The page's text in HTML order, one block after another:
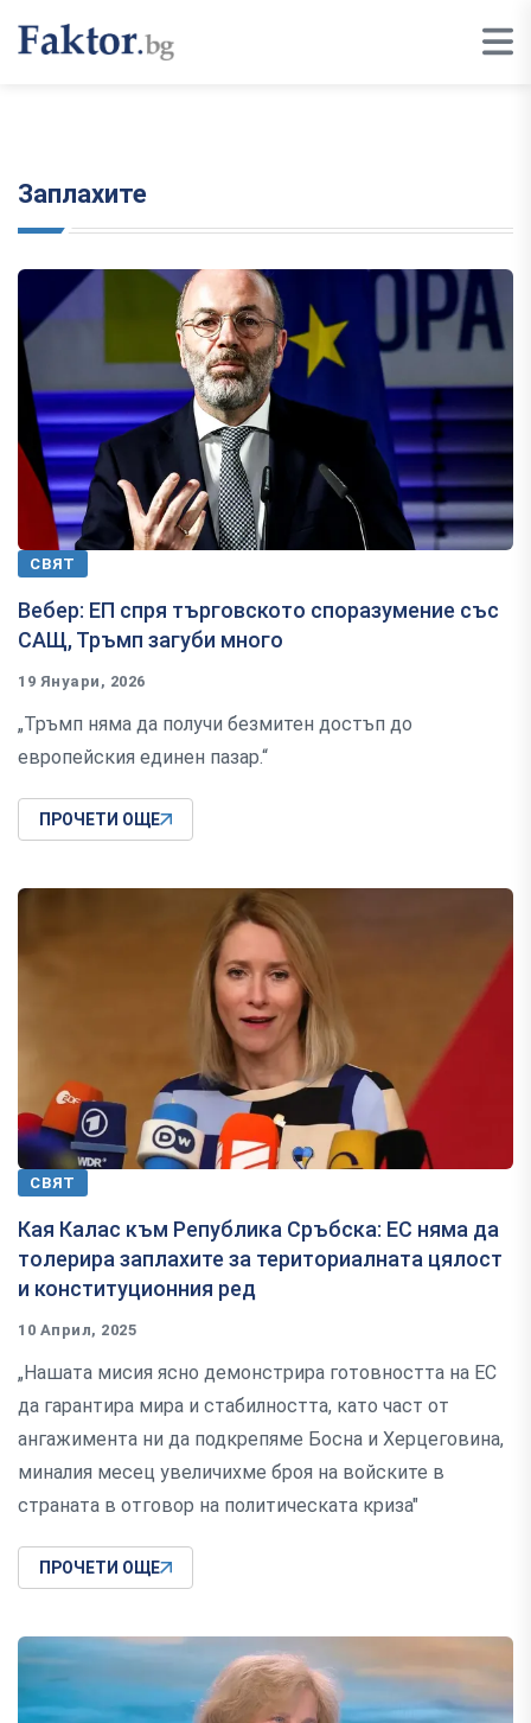
Заплахите
СВЯТ
Вебер: ЕП спря търговското споразумение със
САЩ, Тръмп загуби много
19 Януари, 2026
„Тръмп няма да получи безмитен достъп до
европейския единен пазар.“
ПРОЧЕТИ ОЩЕ
СВЯТ
Кая Калас към Република Сръбска: ЕС няма да
толерира заплахите за териториалната цялост
и конституционния ред
10 Април, 2025
„Нашата мисия ясно демонстрира готовността на ЕС
да гарантира мира и стабилността, като част от
ангажимента ни да подкрепяме Босна и Херцеговина,
миналия месец увеличихме броя на войските в
страната в отговор на политическата криза"
ПРОЧЕТИ ОЩЕ